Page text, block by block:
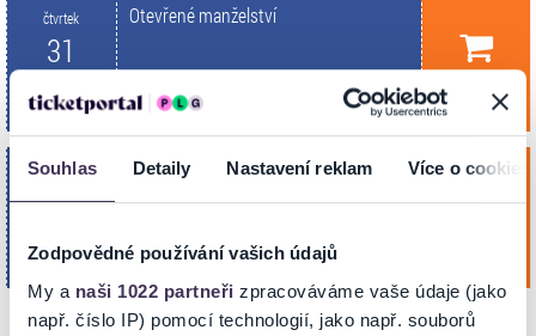
Souhlas Detaily Nastavení reklam Více o cookies
Zodpovědné používání vašich údajů
My a naši 1022 partneři zpracováváme vaše údaje (jako
např. číslo IP) pomocí technologií, jako např. souborů
čtvrtek
31
16:30
Otevřené manželství
PRAHA
čtvrtek
31
19:30
Otevřené manželství
PRAHA